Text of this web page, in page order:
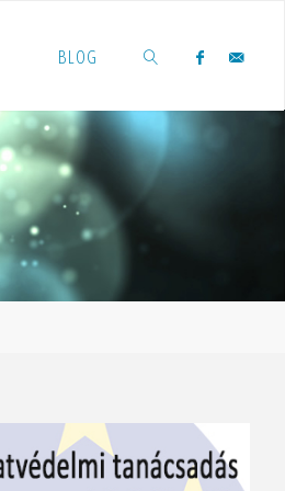
BLOG
KERESÉS